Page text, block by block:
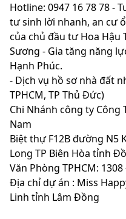
Hotline: 0947 16 78 78 -
tư sinh lời nhanh, an cư
của chủ đầu tư Hoa Hậu
Sương - Gia tăng năng
Hạnh Phúc.
- Dịch vụ hồ sơ nhà đất
TPHCM, TP Thủ Đức)
Chi Nhánh công ty Công
Nam
Biệt thự F12B đường N5
Long TP Biên Hòa tỉnh
Văn Phòng TPHCM:
Địa chỉ dự án : Miss
Linh tỉnh Lâm Đồng